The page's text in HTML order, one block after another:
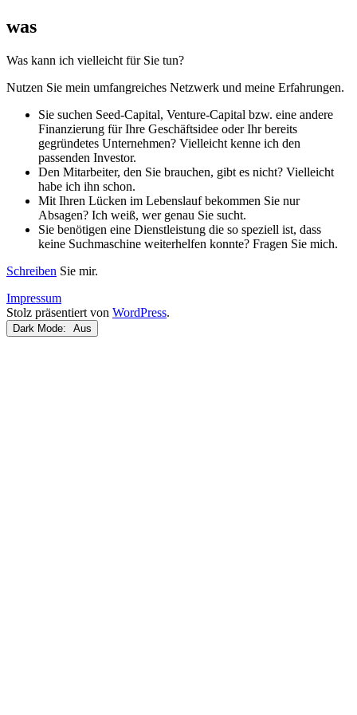
Zum
Inhalt
severin
tatarczyk
was
Was kann ich vielleicht für Sie tun?
Nutzen Sie mein umfangreiches Netzwerk und meine Erfahrungen.
Sie suchen Seed-Capital, Venture-Capital bzw. eine andere
Finanzierung für Ihre Geschäftsidee oder Ihr bereits
gegründetes Unternehmen? Vielleicht kenne ich den
passenden Investor.
Den Mitarbeiter, den Sie brauchen, gibt es nicht? Vielleicht
habe ich ihn schon.
Mit Ihren Lücken im Lebenslauf bekommen Sie nur
Absagen? Ich weiß, wer genau Sie sucht.
Sie benötigen eine Dienstleistung die so speziell ist, dass
keine Suchmaschine weiterhelfen konnte? Fragen Sie mich.
Schreiben Sie mir.
Impressum
Stolz präsentiert von WordPress.
Dark Mode: